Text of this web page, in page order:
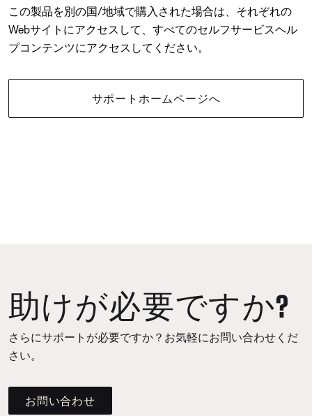
この製品を別の国/地域で購入された場合は、それぞれの
Webサイトにアクセスして、すべてのセルフサービスヘル
プコンテンツにアクセスしてください。
サポートホームページへ
助けが必要ですか?
さらにサポートが必要ですか？お気軽にお問い合わせくだ
さい。
お問い合わせ